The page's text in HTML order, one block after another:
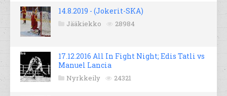
14.8.2019 - (Jokerit-SKA)
Jääkiekko 28984
17.12.2016 All In Fight Night; Edis Tatli vs
Manuel Lancia
Nyrkkeily 24321